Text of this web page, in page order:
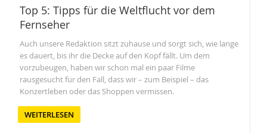
Top 5: Tipps für die Weltflucht vor dem
Fernseher
Auch unsere Redaktion sitzt zuhause und sorgt sich, wie lange
es dauert, bis ihr die Decke auf den Kopf fällt. Um dem
vorzubeugen, haben wir schon mal ein paar Filme
rausgesucht für den Fall, dass wir – zum Beispiel – das
Konzertleben oder das Shoppen vermissen.
WEITERLESEN